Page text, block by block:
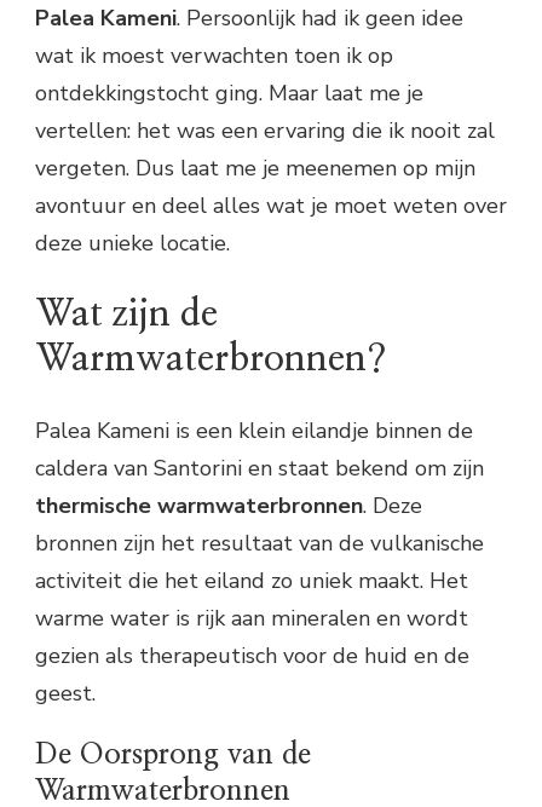
Palea Kameni. Persoonlijk had ik geen idee
wat ik moest verwachten toen ik op
ontdekkingstocht ging. Maar laat me je
vertellen: het was een ervaring die ik nooit zal
vergeten. Dus laat me je meenemen op mijn
avontuur en deel alles wat je moet weten over
deze unieke locatie.
Wat zijn de
Warmwaterbronnen?
Palea Kameni is een klein eilandje binnen de
caldera van Santorini en staat bekend om zijn
thermische warmwaterbronnen. Deze
bronnen zijn het resultaat van de vulkanische
activiteit die het eiland zo uniek maakt. Het
warme water is rijk aan mineralen en wordt
gezien als therapeutisch voor de huid en de
geest.
De Oorsprong van de
Warmwaterbronnen